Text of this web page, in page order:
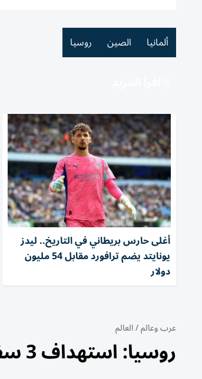
ألمانيا الصين روسيا
أغلى حارس بريطاني في التاريخ.. ليدز
يونايتد يضم ترافورد مقابل 54 مليون
دولار
عرب وعالم/العالم
روسيا: استهداف 3 سفن تحمل شحنات عسكرية أوكرانية